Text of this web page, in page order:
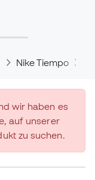
Nike Tiempo
wir haben es
auf unserer
zu suchen.